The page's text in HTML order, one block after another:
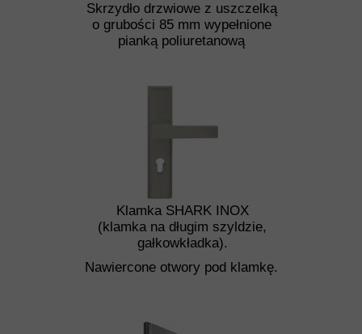
Nawiercone otwory pod klamkę.
Klamka SHARK INOX
(klamka na długim szyldzie,
gałkowkładka).
Skrzydło drzwiowe z uszczelką
o grubości 85 mm wypełnione
pianką poliuretanową